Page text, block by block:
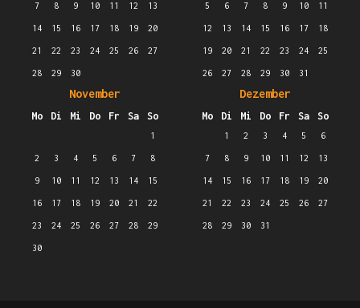
7 8 9 10 11 12 13
14 15 16 17 18 19 20
21 22 23 24 25 26 27
28 29 30
5 6 7 8 9 10 11
12 13 14 15 16 17 18
19 20 21 22 23 24 25
26 27 28 29 30 31
November
Mo Di Mi Do Fr Sa So
1
2 3 4 5 6 7 8
9 10 11 12 13 14 15
16 17 18 19 20 21 22
23 24 25 26 27 28 29
30
Dezember
Mo Di Mi Do Fr Sa So
1 2 3 4 5 6
7 8 9 10 11 12 13
14 15 16 17 18 19 20
21 22 23 24 25 26 27
28 29 30 31